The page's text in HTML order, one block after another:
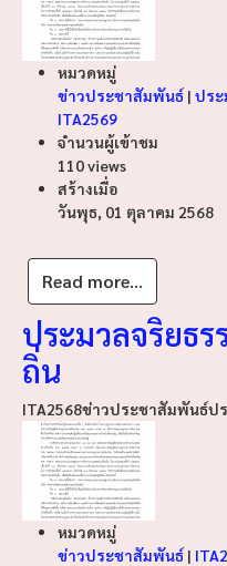
หมวดหมู่
ข่าวประชาสัมพันธ์ | ปร
ITA2569
จำนวนผู้เข้าชม
110 views
สร้างเมื่อ
วันพุธ, 01 ตุลาคม 2568
Read more...
ประมวลจริยธ
ถิ่น
ITA2568ข่าวประชาสัมพันธ์ป
หมวดหมู่
ข่าวประชาสัมพันธ์ |